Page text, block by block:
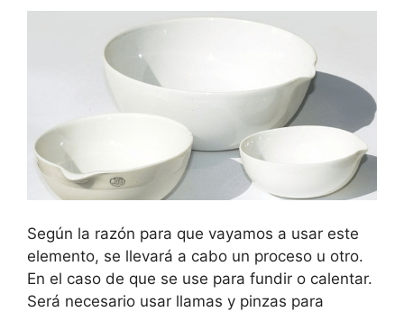
Según la razón para que vayamos a usar este
elemento, se llevará a cabo un proceso u otro.
En el caso de que se use para fundir o calentar.
Será necesario usar llamas y pinzas para